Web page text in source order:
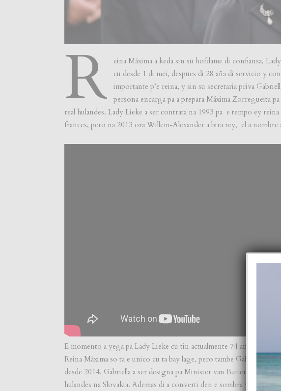
R
eina Máxima a keda sin su hofdame di confiansa,
cu desde 1 di mei, despues di 28 aña di servicio y
importante p’e reina, y sin su secretaria priva
persona encarga pa a prepara Máxima Zorregueita
real hulandes. Lady Lieke a ser contrata na 1993 pa e tempo ey
frances, pero na 2013 ora Willem-Alexander a bira rey, el a nombre
E momento a yega pa Lady Lieke cu tin actualmente 74 aña di edad
Reina Máxima so ta e unico cu ta bay lage, pero tambe Gabriella
desde 2014. Gabriella a ser designa pa Minister van Buitenlandse
hulandes na Slovakia. Ademas di a converti den e sombra y